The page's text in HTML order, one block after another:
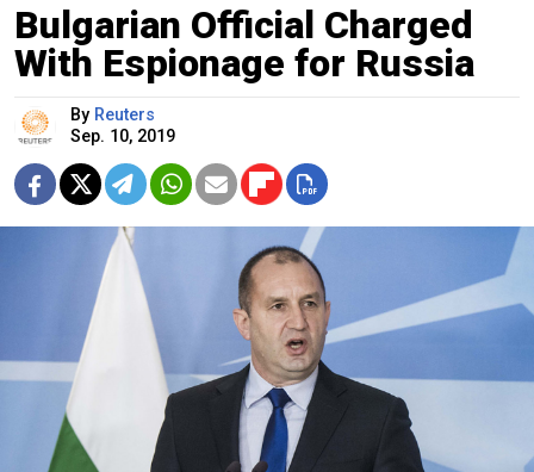
Bulgarian Official Charged
With Espionage for Russia
By Reuters
Sep. 10, 2019